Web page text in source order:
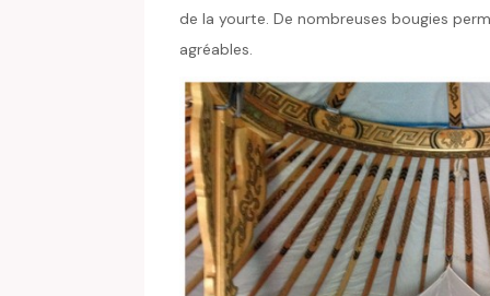
de la yourte. De nombreuses bougies
agréables.